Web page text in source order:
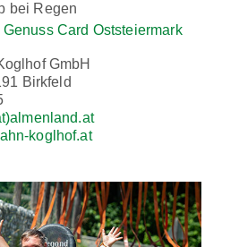
bei Regen
Genuss Card Oststeiermark
GmbH
Birkfeld
koglhof.at